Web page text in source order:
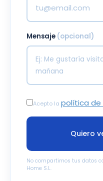
Mensaje (opcional)
Acepto la política de
Quiero
No compartimos tus datos
Home S.L.